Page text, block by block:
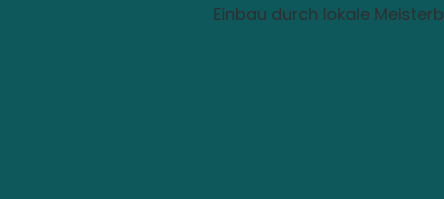
Einbau durch lokale